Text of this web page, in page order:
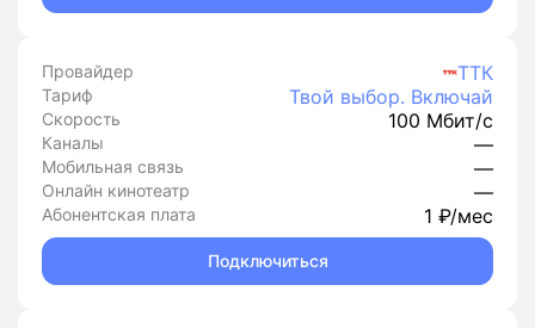
Провайдер ТТК
Тариф Твой выбор. Включай
Скорость 100 Мбит/с
Каналы —
Мобильная связь —
Онлайн кинотеатр —
Абонентская плата 1 ₽/мес
Подключиться